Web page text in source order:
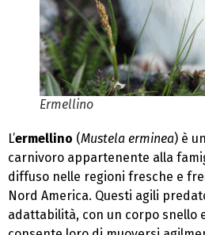
Ermellino
L’ermellino (Mustela erminea) è
carnivoro appartenente alla
diffuso nelle regioni fresche e
Nord America. Questi agili
adattabilità, con un corpo snello